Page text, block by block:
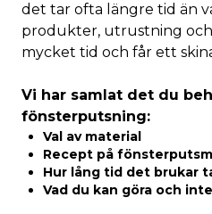
det tar ofta längre tid än
produkter, utrustning
mycket tid och får ett
Vi har samlat det du
fönsterputsning:
Val av material
Recept på
Hur lång tid det brukar
Vad du kan göra och